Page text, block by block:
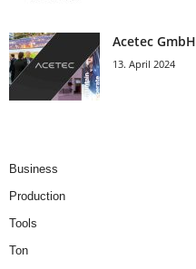
Acetec GmbH
13. April 2024
Business
Production
Tools
Ton